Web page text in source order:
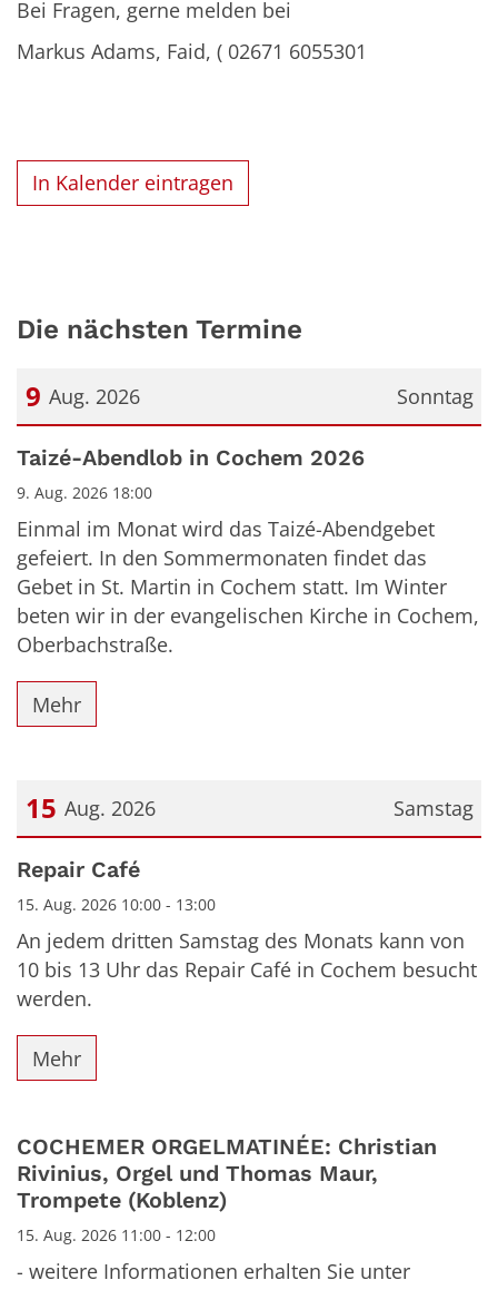
Bei Fragen, gerne melden bei
Markus Adams, Faid, ( 02671 6055301
In Kalender eintragen
Die nächsten Termine
Sonntag
9 Aug. 2026
Datum: 9. August 2026
Taizé-Abendlob in Cochem 2026
9. Aug. 2026 18:00
Einmal im Monat wird das Taizé-Abendgebet
gefeiert. In den Sommermonaten findet das
Gebet in St. Martin in Cochem statt. Im Winter
beten wir in der evangelischen Kirche in Cochem,
Oberbachstraße.
Mehr
Samstag
15 Aug. 2026
Datum: 15. August 2026
Repair Café
15. Aug. 2026 10:00 - 13:00
An jedem dritten Samstag des Monats kann von
10 bis 13 Uhr das Repair Café in Cochem besucht
werden.
Mehr
COCHEMER ORGELMATINÉE: Christian
Rivinius, Orgel und Thomas Maur,
Trompete (Koblenz)
15. Aug. 2026 11:00 - 12:00
- weitere Informationen erhalten Sie unter